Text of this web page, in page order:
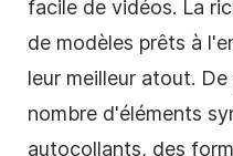
facile de vidéos. La
de modèles prêts à
leur meilleur atout.
nombre d'éléments
autocollants, des